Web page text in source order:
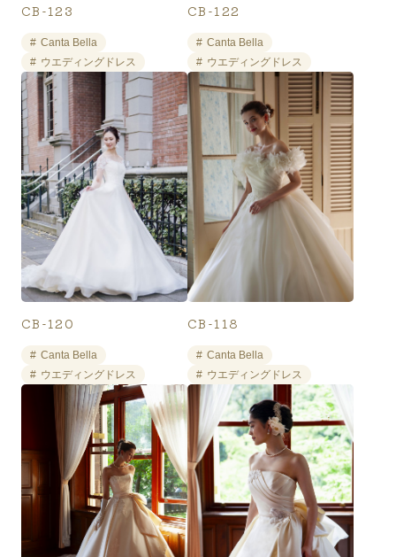
CB-123
Canta Bella
ウエディングドレス
CB-122
Canta Bella
ウエディングドレス
CB-120
Canta Bella
ウエディングドレス
CB-118
Canta Bella
ウエディングドレス